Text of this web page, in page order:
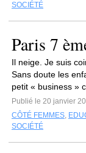
SOCIÉTÉ
Paris 7
Il neige. Je suis
Sans doute les
petit « business »
Publié le 20 janvier
CÔTÉ FEMMES,
SOCIÉTÉ